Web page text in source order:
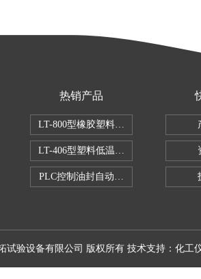
热销产品
LT-800型橡胶塑料拉伸试验机
LT-406型塑料低温脆性试验机
PLC控制油封自动修边机
试验设备有限公司 版权所有 技术支持： 化工